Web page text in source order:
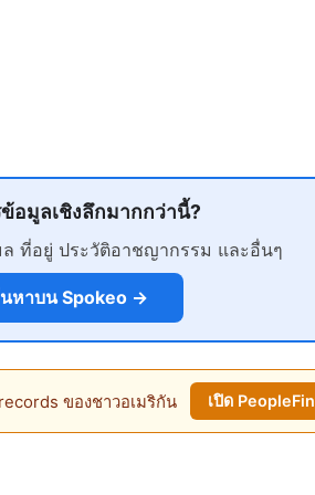
อมูลเชิงลึกมากกว่านี้?
ล ที่อยู่ ประวัติอาชญากรรม และอื่นๆ
หาบน Spokeo →
ของชาวอเมริกัน เปิด